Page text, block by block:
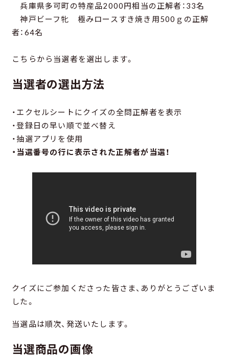
兵庫県多可町の特産品2000円相当の正解者：33名
神戸ビーフ牝 極みロースすき焼き用500ｇの正解
者：64名
こちらから当選者を選出します。
当選者の選出方法
・エクセルシートにクイズの全問正解者を表示
・登録日の早い順で並べ替え
・抽選アプリを使用
・当選番号の行に表示された正解者が当選！
クイズにご参加くださった皆さま、ありがとうございま
した。
当選品は順次、発送いたします。
当選商品の画像